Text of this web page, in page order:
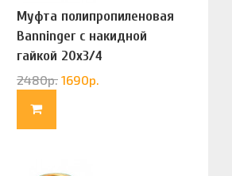
Муфта полипропиленовая
Banninger с накидной
гайкой 20х3/4
(G83322020)
2480р. 1690р.